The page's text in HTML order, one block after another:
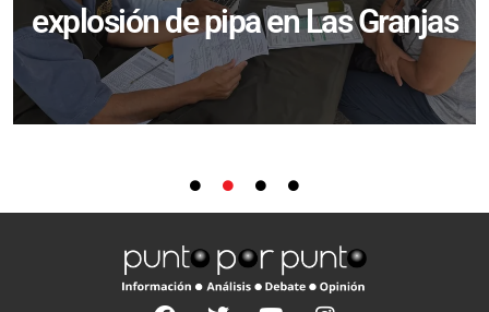
explosión de pipa en Las Granjas